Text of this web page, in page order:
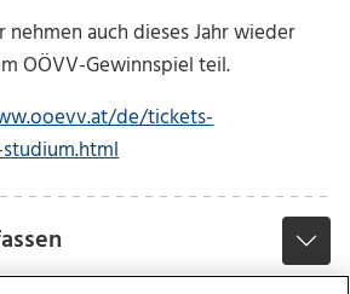
auch dieses Jahr wieder
OÖVV-Gewinnspiel teil.
de/tickets-